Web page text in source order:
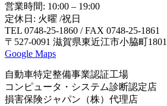
営業時間: 10:00 – 19:00
定休日: 火曜 /祝日
TEL 0748-25-1860 / FAX 0748-25-1861
〒527-0091 滋賀県東近江市小脇町
Google Maps
自動車特定整備事業認証工場
コンピュータ・システム診断認定店
損害保険ジャパン（株）代理店